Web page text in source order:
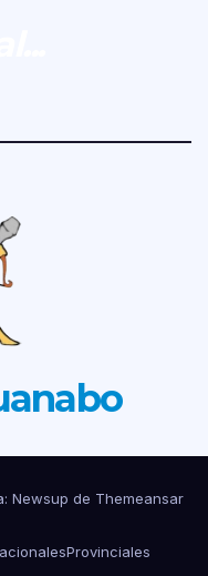
Newsup de Themeansar
Provinciales